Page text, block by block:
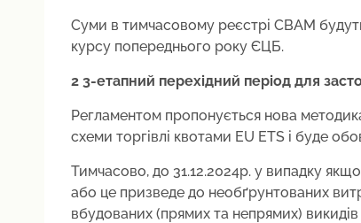
Суми в тимчасовому реєстрі CBAM
курсу попереднього року ЄЦБ.
2️ 3-етапний перехідний період для
Регламентом пропонується нова
схеми торгівлі квотами EU ETS і буде
Тимчасово, до 31.12.2024р. у випадку
або це призведе до необґрунтованих
вбудованих (прямих та непрямих)